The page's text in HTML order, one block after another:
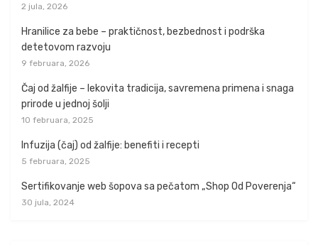
2 jula, 2026
Hranilice za bebe – praktičnost, bezbednost i podrška
detetovom razvoju
9 februara, 2026
Čaj od žalfije – lekovita tradicija, savremena primena i snaga
prirode u jednoj šolji
10 februara, 2025
Infuzija (čaj) od žalfije: benefiti i recepti
5 februara, 2025
Sertifikovanje web šopova sa pečatom „Shop Od Poverenja“
30 jula, 2024